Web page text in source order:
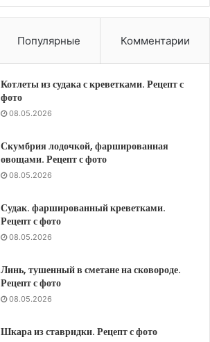
Популярные Комментарии
Котлеты из судака с креветками. Рецепт с
фото
08.05.2026
Скумбрия лодочкой, фаршированная
овощами. Рецепт с фото
08.05.2026
Судак. фаршированный креветками.
Рецепт с фото
08.05.2026
Линь, тушенный в сметане на сковороде.
Рецепт с фото
08.05.2026
Шкара из ставридки. Рецепт с фото